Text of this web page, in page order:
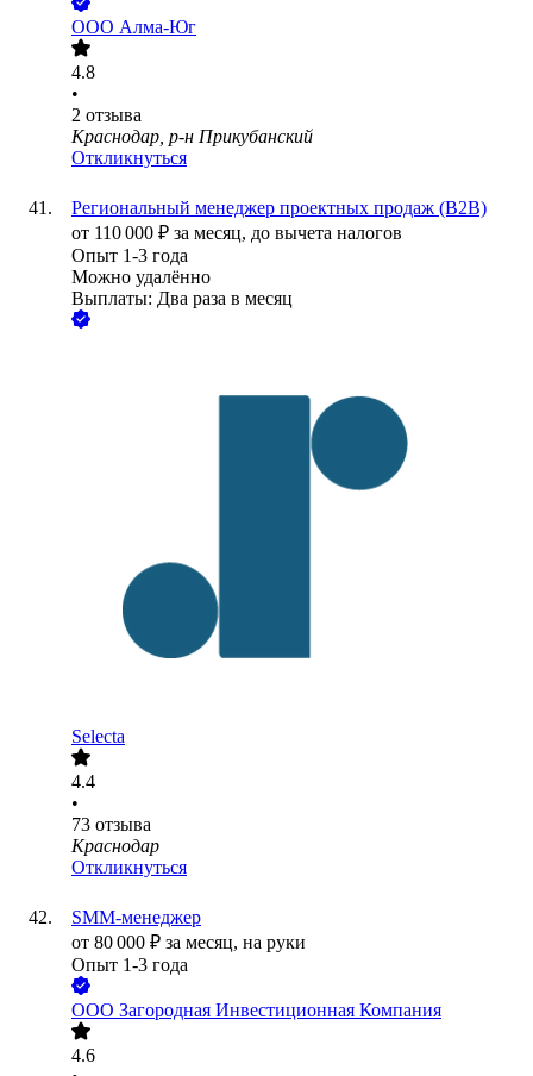
ООО Алма-Юг
4.8
•
2 отзыва
Краснодар, р-н Прикубанский
Откликнуться
Региональный менеджер проектных продаж (B2B)
от 110 000 ₽ за месяц, до вычета налогов
Опыт 1-3 года
Можно удалённо
Выплаты: Два раза в месяц
Selecta
4.4
•
73 отзыва
Краснодар
Откликнуться
SMM-менеджер
от 80 000 ₽ за месяц, на руки
Опыт 1-3 года
ООО Загородная Инвестиционная Компания
4.6